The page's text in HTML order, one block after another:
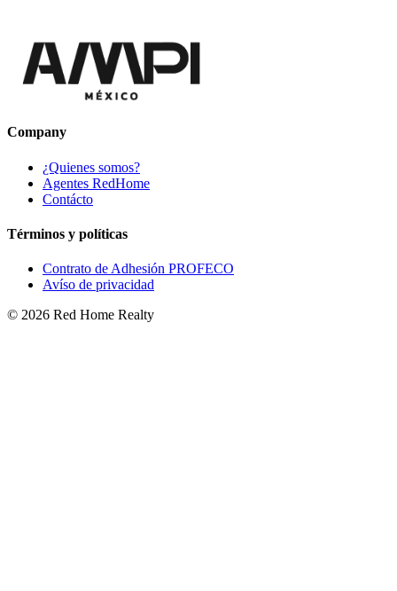
Company
¿Quienes somos?
Agentes RedHome
Contácto
Términos y políticas
Contrato de Adhesión PROFECO
Avíso de privacidad
© 2026 Red Home Realty